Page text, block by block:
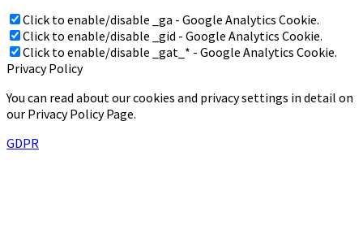
Click to enable/disable _ga - Google Analytics Cookie.
Click to enable/disable _gid - Google Analytics Cookie.
Click to enable/disable _gat_* - Google Analytics Cookie.
Privacy Policy
You can read about our cookies and privacy settings in detail on
our Privacy Policy Page.
GDPR